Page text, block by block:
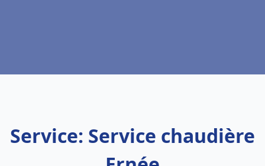
Service: Service chaudière